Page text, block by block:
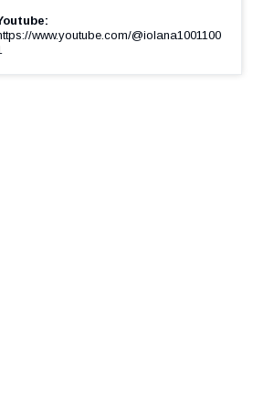
www.youtube.com/@iolana1001100